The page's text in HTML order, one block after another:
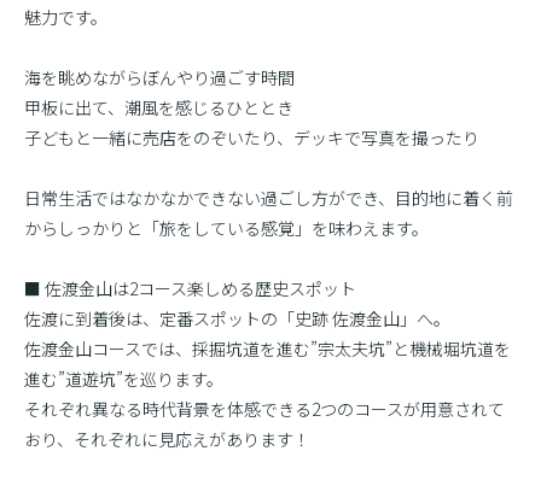
魅力です。
海を眺めながらぼんやり過ごす時間
甲板に出て、潮風を感じるひととき
子どもと一緒に売店をのぞいたり、デッキで写真を撮ったり
日常生活ではなかなかできない過ごし方ができ、目的地に着く前
からしっかりと「旅をしている感覚」を味わえます。
■ 佐渡金山は2コース楽しめる歴史スポット
佐渡に到着後は、定番スポットの「史跡 佐渡金山」へ。
佐渡金山コースでは、採掘坑道を進む”宗太夫坑”と機械堀坑道を
進む”道遊坑”を巡ります。
それぞれ異なる時代背景を体感できる2つのコースが用意されて
おり、それぞれに見応えがあります！